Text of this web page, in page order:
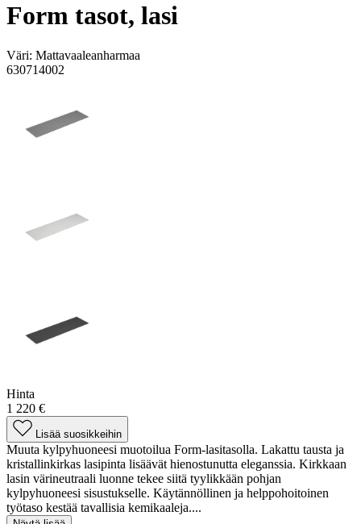
Form tasot, lasi
Väri: Mattavaaleanharmaa
630714002
Hinta
1 220 €
Lisää suosikkeihin
Muuta kylpyhuoneesi muotoilua Form-lasitasolla. Lakattu tausta ja
kristallinkirkas lasipinta lisäävät hienostunutta eleganssia. Kirkkaan
lasin värineutraali luonne tekee siitä tyylikkään pohjan
kylpyhuoneesi sisustukselle. Käytännöllinen ja helppohoitoinen
työtaso kestää tavallisia kemikaaleja....